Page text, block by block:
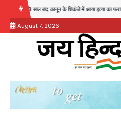
content
28 साल बाद कानून के शिकंजे में आया हत्या का फरार आरोपी
August 7, 2026